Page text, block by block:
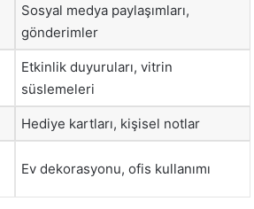
Sosyal medya paylaşımları,
gönderimler
Etkinlik duyuruları, vitrin
süslemeleri
Hediye kartları, kişisel notlar
Ev dekorasyonu, ofis kullanımı